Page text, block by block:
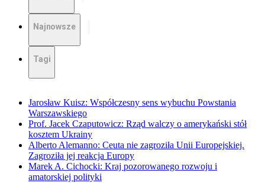
Najnowsze
Tagi
Jarosław Kuisz: Współczesny sens wybuchu Powstania
Warszawskiego
Prof. Jacek Czaputowicz: Rząd walczy o amerykański stół
kosztem Ukrainy
Alberto Alemanno: Ceuta nie zagroziła Unii Europejskiej.
Zagroziła jej reakcja Europy
Marek A. Cichocki: Kraj pozorowanego rozwoju i
amatorskiej polityki